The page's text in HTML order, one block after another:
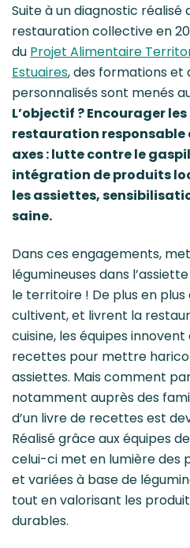
Suite à un diagnostic réalisé
restauration collective en
du Projet Alimentaire
Estuaires, des formations
personnalisés sont menés
L’objectif ? Encourager
restauration responsable
axes : lutte contre le
intégration de produits
les assiettes,
saine.
Dans ces engagements,
légumineuses dans
le territoire ! De plus en
cultivent, et livrent la
cuisine, les équipes
recettes pour mettre
assiettes. Mais comment
notamment auprès des
d’un livre de recettes est
Réalisé grâce aux équipes
celui-ci met en lumière des
et variées à base de
tout en valorisant les
durables.